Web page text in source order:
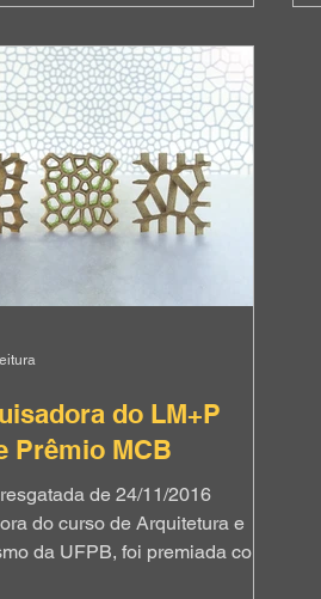
e a difusão de
sustentáveis de baixo custo,
uma nova forma de pensar
na América Latina, em diversos
O evento é organizado pelo
de Energia dos EUA em
com governos de o
do LM+P
Prêmio MCB
de 24/11/2016
do curso de Arquitetura e
da UFPB, foi premiada com